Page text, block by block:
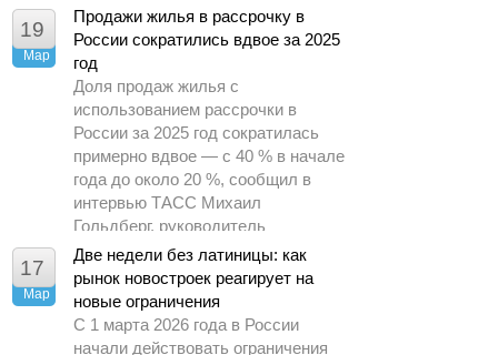
драйвером спроса.
19
Мар
Продажи жилья в рассрочку в
России сократились вдвое за 2025
год
Доля продаж жилья с
использованием рассрочки в
России за 2025 год сократилась
примерно вдвое — с 40 % в начале
года до около 20 %, сообщил в
интервью ТАСС Михаил
Гольдберг, руководитель
аналитического центра ДОМ.РФ.
17
Мар
Две недели без латиницы: как
рынок новостроек реагирует на
новые ограничения
С 1 марта 2026 года в России
начали действовать ограничения